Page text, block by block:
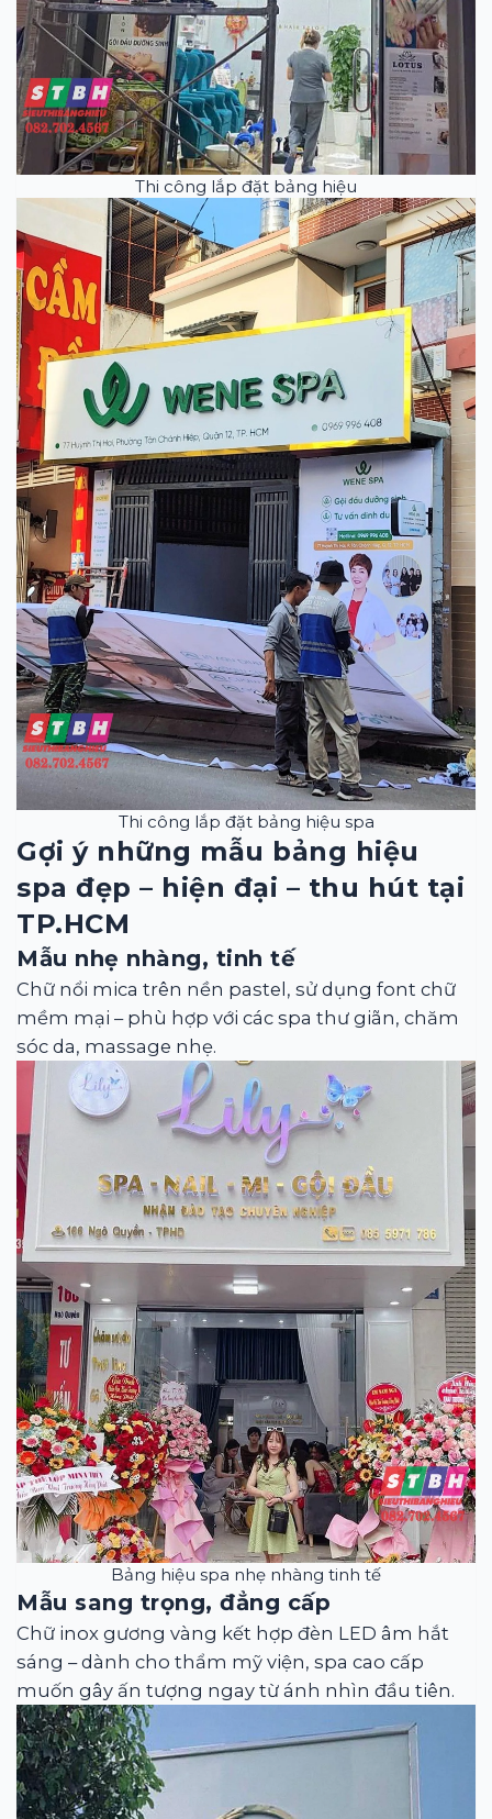
Thi công lắp đặt bảng hiệu
Thi công lắp đặt bảng hiệu spa
Gợi ý những mẫu bảng hiệu
spa đẹp – hiện đại – thu hút tại
TP.HCM
Mẫu nhẹ nhàng, tinh tế
Chữ nổi mica trên nền pastel, sử dụng font chữ
mềm mại – phù hợp với các spa thư giãn, chăm
sóc da, massage nhẹ.
Bảng hiệu spa nhẹ nhàng tinh tế
Mẫu sang trọng, đẳng cấp
Chữ inox gương vàng kết hợp đèn LED âm hắt
sáng – dành cho thẩm mỹ viện, spa cao cấp
muốn gây ấn tượng ngay từ ánh nhìn đầu tiên.